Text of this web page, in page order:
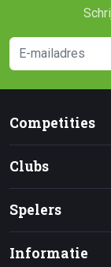
Competities
Clubs
Spelers
Informatie